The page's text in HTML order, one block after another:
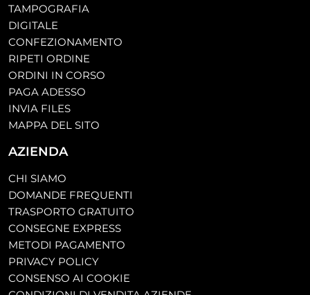
TAMPOGRAFIA
DIGITALE
CONFEZIONAMENTO
RIPETI ORDINE
ORDINI IN CORSO
PAGA ADESSO
INVIA FILES
MAPPA DEL SITO
AZIENDA
CHI SIAMO
DOMANDE FREQUENTI
TRASPORTO GRATUITO
CONSEGNE EXPRESS
METODI PAGAMENTO
PRIVACY POLICY
CONSENSO AI COOKIE